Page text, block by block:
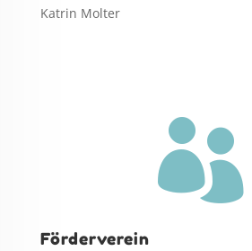
Katrin Molter

Förderverein